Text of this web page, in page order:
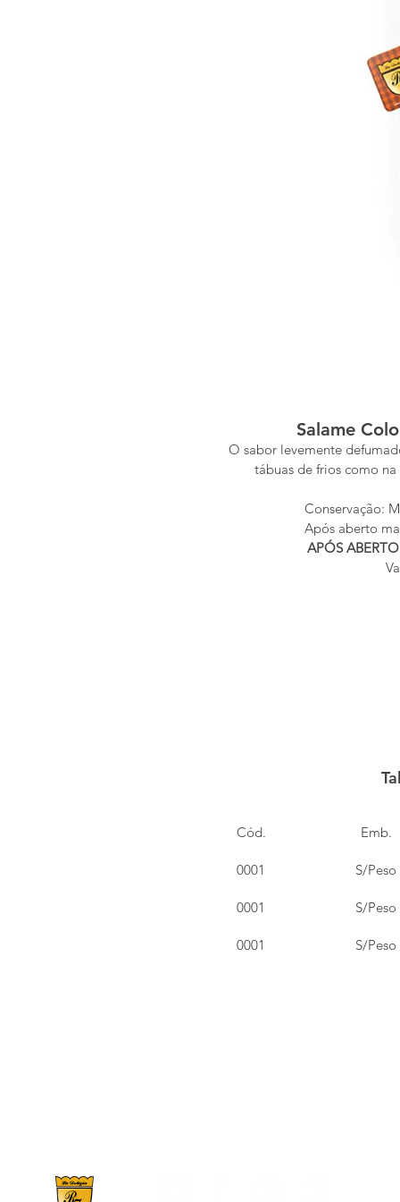
Salame
O sabor levemente
tábuas de frios como
Conservação:
Após aberto
APÓS
Cód. Emb.
0001 S/Peso
0001 S/Peso
0001 S/Peso